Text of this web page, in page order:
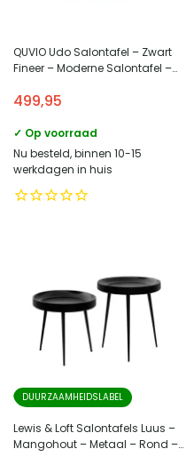
QUVIO Udo Salontafel – Zwart
Fineer – Moderne Salontafel –
499,95
✓ Op voorraad
Nu besteld, binnen 10-15
werkdagen in huis
DUURZAAMHEIDSLABEL
Lewis & Loft Salontafels Luus –
Mangohout – Metaal – Rond –